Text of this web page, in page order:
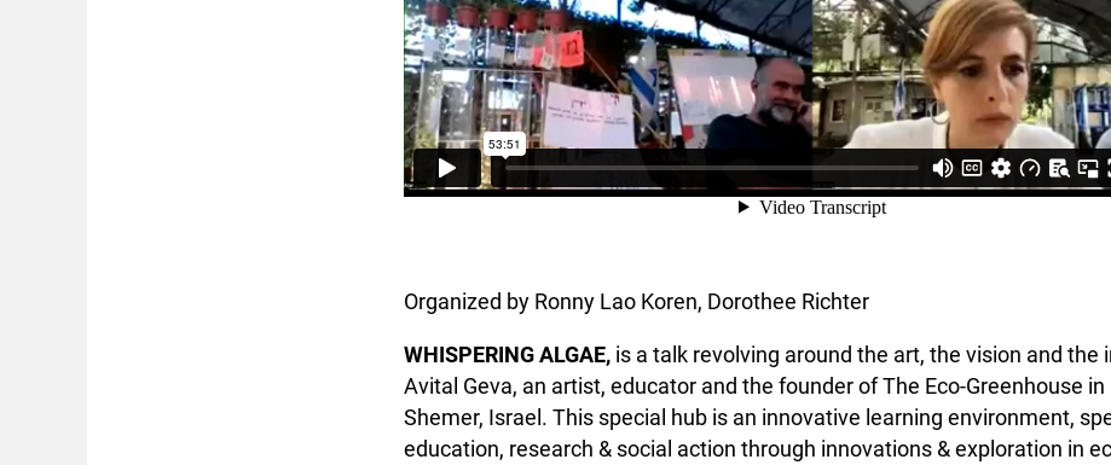
Organized by Ronny Lao Koren, Dorothee Richter
WHISPERING ALGAE,is a talk revolving around the art, the vision and the
Avital Geva, an artist, educator and the founder of The Eco-Greenhouse in
Shemer, Israel. This special hub is an innovative learning environment,
education, research & social action through innovations & exploration in